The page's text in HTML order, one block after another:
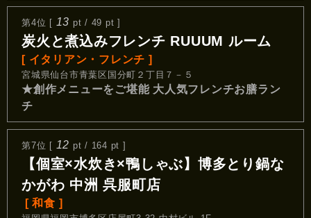
第4位 [ 13 pt / 49 pt ]
炭火と煮込みフレンチ RUUUM ルーム
[ イタリアン・フレンチ ]
宮城県仙台市青葉区国分町２丁目７－５
★創作メニューをご堪能 大人気フレンチお膳ラン
チ
第7位 [ 12 pt / 164 pt ]
【個室×水炊き×鴨しゃぶ】博多とり鍋な
かがわ 中洲 呉服町店
[ 和食 ]